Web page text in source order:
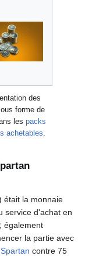
des
forme de
les packs
achetables.
était la monnaie
service d'achat en
également
la partie avec
contre 75